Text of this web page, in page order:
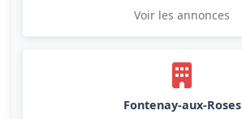
Voir les annonces
Fontenay-aux-Roses